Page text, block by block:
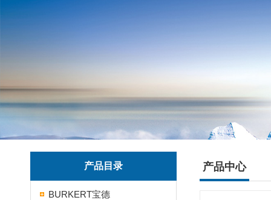
产品目录
BURKERT宝德
产品中心